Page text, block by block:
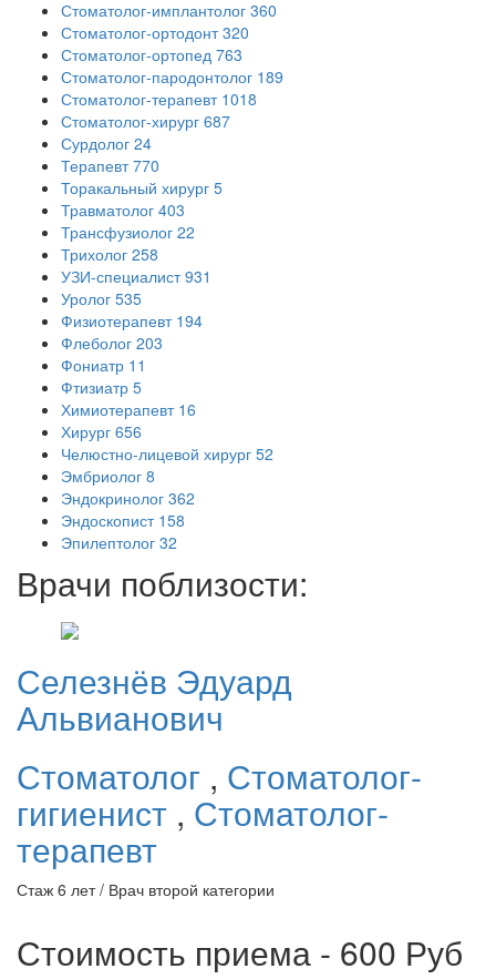
Стоматолог-имплантолог 360
Стоматолог-ортодонт 320
Стоматолог-ортопед 763
Стоматолог-пародонтолог 189
Стоматолог-терапевт 1018
Стоматолог-хирург 687
Сурдолог 24
Терапевт 770
Торакальный хирург 5
Травматолог 403
Трансфузиолог 22
Трихолог 258
УЗИ-специалист 931
Уролог 535
Физиотерапевт 194
Флеболог 203
Фониатр 11
Фтизиатр 5
Химиотерапевт 16
Хирург 656
Челюстно-лицевой хирург 52
Эмбриолог 8
Эндокринолог 362
Эндоскопист 158
Эпилептолог 32
Врачи поблизости:
Селезнёв Эдуард
Альвианович
Стоматолог , Стоматолог-
гигиенист , Стоматолог-
терапевт
Стаж 6 лет / Врач второй категории
Стоимость приема - 600 Руб